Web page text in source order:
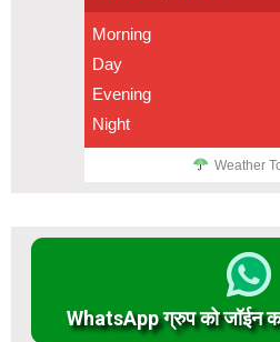
Morning
Day
Evening
Night
Weather
WhatsApp ग्रुप को जॉईन